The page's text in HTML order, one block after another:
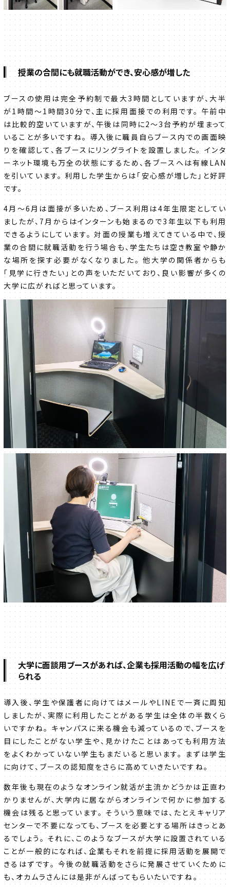
授業の合間にも就職活動ができ、安心感が増した
ブースの使用は完全予約制で最大3時間としていますが、大半
が1時間～1時間30分で、主に採用面接での利用です。 午前中
は比較的空いていますが、午後は同時に2～3台予約が埋まって
いることが多いですね。 導入後に職員自らブース内での画面映
りを確認して、各ブースにリングライトを設置しました。 インタ
ーネット環境も万全の状態にするため、各ブースへは有線LAN
を引いています。 利用した学生からは「安心感が増した」と好評
です。
4月～6月は面接が多いため、ブース利用は4年生限定としてい
ましたが、7月からはインターンも始まるので3年生以下も利用
できるようにしています。 対面の授業も増えてきている中で、授
業の合間に就職活動を行う場合も、学生たちは空き教室や静か
な場所を探す必要がなくなりました。 他大学の関係者からも
「見学に行きたい」との声をいただいており、良い影響が多くの
大学に広がればと思っています。
大学に面談用ブースがあれば、企業も採用活動の幅を広げ
られる
導入後、学生や保護者に向けてはメールやLINEで一斉に周知
しましたが、実際に利用したことがある学生は全体の半数くら
いですかね。 キャンパスに来る機会も減っているので、ブースを
目にしたことがない学生や、見かけたことはあっても利用方法
をよくわかっていない学生もまだいると思います。 まずは学生
に向けて、ブースの認知度をさらに高めていきたいですね。
数年後も現在のようなオンライン就活が主流かどうかは正直わ
かりませんが、大学内に居ながらオンラインで何かに参加する
機会は残ると思っています。 そういう意味では、たとえキャリア
センターで不要になっても、ブースを必要とする場所はきっとあ
るでしょう。 それに、このようなブースが大学に設置されている
ことが一般的になれば、企業もそれを前提に採用活動を展開で
きるはずです。 今後の就職活動をさらに発展させていくために
も、オカムラさんには是非がんばってもらいたいですね。